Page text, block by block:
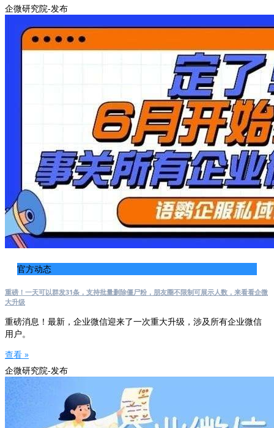
企微研究院-发布
官方动态
重磅！一天可以群发31条，支持批量删除僵尸粉，朋友圈不限制可展示人数，来看看企微
大升级
重磅消息！最新，企业微信迎来了一次重大升级，涉及所有企业微信
用户。
查看 »
企微研究院-发布